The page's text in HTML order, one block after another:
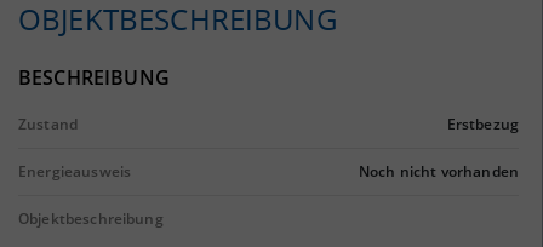
OBJEKTBESCHREIBUNG
BESCHREIBUNG
Zustand Erstbezug
Energieausweis Noch nicht vorhanden
Objektbeschreibung